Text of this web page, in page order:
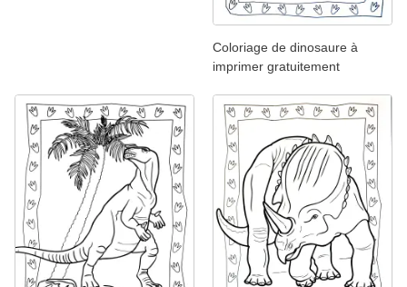
Coloriage de dinosaure à
imprimer gratuitement